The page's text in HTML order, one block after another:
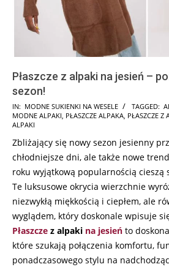
Płaszcze z alpaki na jesień –
sezon!
2024-
07-
IN: MODNE SUKIENKI NA WESELE TAGGED:
MODNE ALPAKI PŁASZCZE ALPAKA PŁASZCZE Z
ALPAKI
Zbliżający się nowy sezon jesienny
chłodniejsze dni, ale także nowe
roku wyjątkową popularnością cieszą
Te luksusowe okrycia wierzchnie
niezwykłą miękkością i ciepłem, ale
wyglądem, który doskonale wpisuje
Płaszcze z alpaki na jesień to
które szukają połączenia komfortu,
ponadczasowego stylu na